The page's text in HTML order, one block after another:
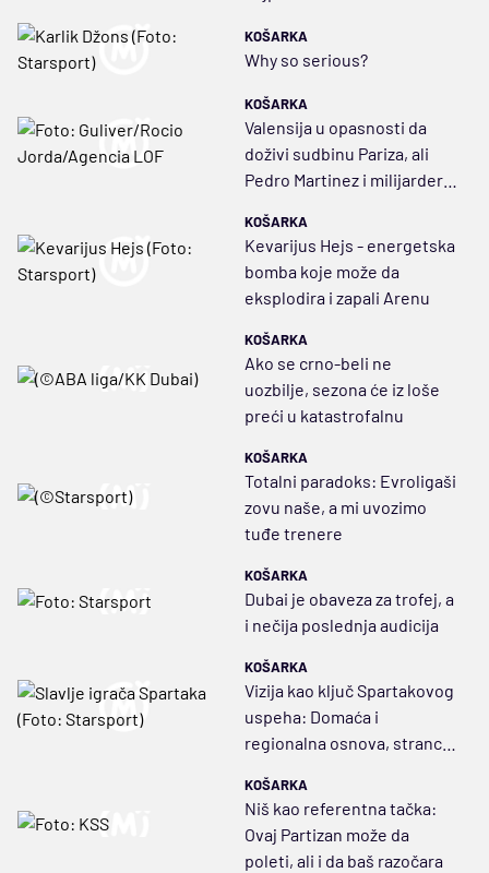
KOŠARKA
Why so serious?
KOŠARKA
Valensija u opasnosti da
doživi sudbinu Pariza, ali
Pedro Martinez i milijarder
KOŠARKA
Kevarijus Hejs - energetska
bomba koje može da
eksplodira i zapali Arenu
KOŠARKA
Ako se crno-beli ne
uozbilje, sezona će iz loše
preći u katastrofalnu
KOŠARKA
Totalni paradoks: Evroligaši
zovu naše, a mi uvozimo
tuđe trenere
KOŠARKA
Dubai je obaveza za trofej, a
i nečija poslednja audicija
KOŠARKA
Vizija kao ključ Spartakovog
uspeha: Domaća i
regionalna osnova, stranci
Jovanović
KOŠARKA
Niš kao referentna tačka:
Ovaj Partizan može da
poleti, ali i da baš razočara